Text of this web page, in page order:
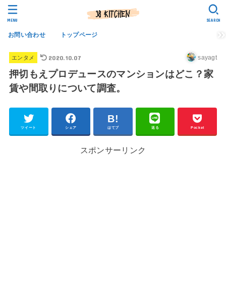
お問い合わせ トップページ
SEARCH
MENU
エンタメ 2020.10.07 sayagt
押切もえプロデュースのマンションはどこ？家
賃や間取りについて調査。
ツイート シェア はてブ 送る Pocket
スポンサーリンク